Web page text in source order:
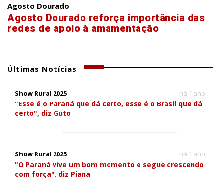
Agosto Dourado
Agosto Dourado reforça importância das
redes de apoio à amamentação
Últimas Notícias
Show Rural 2025 há 1 ano
"Esse é o Paraná que dá certo, esse é o Brasil que dá
certo", diz Guto
Show Rural 2025 há 1 ano
"O Paraná vive um bom momento e segue crescendo
com força", diz Piana